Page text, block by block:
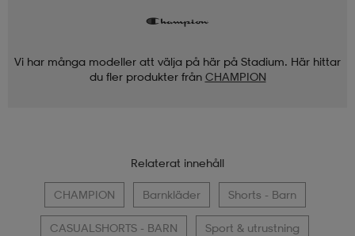
Vi har många modeller att välja på här på Stadium. Här hittar
du fler produkter från CHAMPION
Relaterat innehåll
CHAMPION Barnkläder Shorts - Barn
CASUALSHORTS - BARN Sport & utrustning